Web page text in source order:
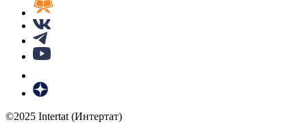
©2025 Intertat (Интертат)